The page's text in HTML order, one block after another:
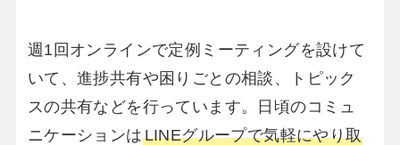
週1回オンラインで定例ミーティングを設けて
いて、進捗共有や困りごとの相談、トピック
スの共有などを行っています。日頃のコミュ
ニケーションはLINEグループで気軽にやり取